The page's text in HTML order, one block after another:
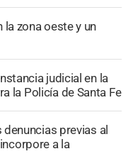
zona oeste y un
judicial en la
la Policía de Santa Fe
previas al
a la